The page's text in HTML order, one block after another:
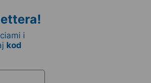
i
kod